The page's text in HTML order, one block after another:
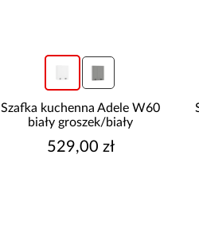
Szafka kuchenna Adele W60
biały groszek/biały
529,00 zł